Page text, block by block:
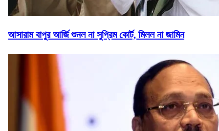
আসারাম বাপুর আর্জি শুনল না সুপ্রিম কোর্ট, মিলল না জামিন